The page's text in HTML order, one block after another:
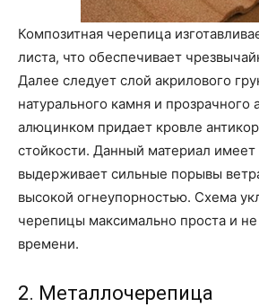
Композитная черепица
листа, что обеспечивает
Далее следует слой акрилового
натурального камня и прозрачного
алюцинком придает кровле
стойкости. Данный материал
выдерживает сильные порывы
высокой огнеупорностью. Схема
черепицы максимально проста и
времени.
2. Металлочерепица